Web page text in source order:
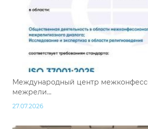
Международный центр
межрели...
27.07.2026